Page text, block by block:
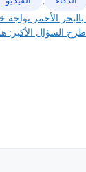
الأحمر تواجه
السؤال الأكبر: